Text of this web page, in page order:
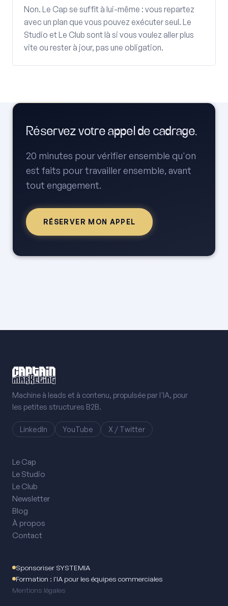
Non. Le Cap se suffit à lui-même : vous repartez
avec un plan que vous pouvez exécuter seul. Le
Studio et Le Club sont là si vous voulez aller plus
vite ou rester à jour, pas une obligation.
Réservez votre appel de cadrage.
20 minutes pour vérifier ensemble qu'on
est faits pour travailler ensemble, avant
tout engagement.
RÉSERVER MON APPEL
Machine à leads et à contenu, propulsée par l'IA, pour
les petites structures B2B.
LinkedIn YouTube X / Twitter
Le Cap
Le Studio
Le Club
Newsletter
Blog
À propos
Contact
Sponsoriser SYSTEMIA
Formation : l'IA pour les équipes commerciales
Mentions légales